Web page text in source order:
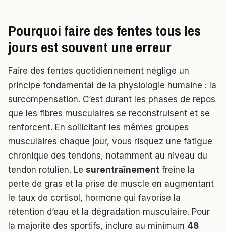
Pourquoi faire des fentes tous les
jours est souvent une erreur
Faire des fentes quotidiennement néglige un
principe fondamental de la physiologie humaine : la
surcompensation. C’est durant les phases de repos
que les fibres musculaires se reconstruisent et se
renforcent. En sollicitant les mêmes groupes
musculaires chaque jour, vous risquez une fatigue
chronique des tendons, notamment au niveau du
tendon rotulien. Le surentraînement freine la
perte de gras et la prise de muscle en augmentant
le taux de cortisol, hormone qui favorise la
rétention d’eau et la dégradation musculaire. Pour
la majorité des sportifs, inclure au minimum 48